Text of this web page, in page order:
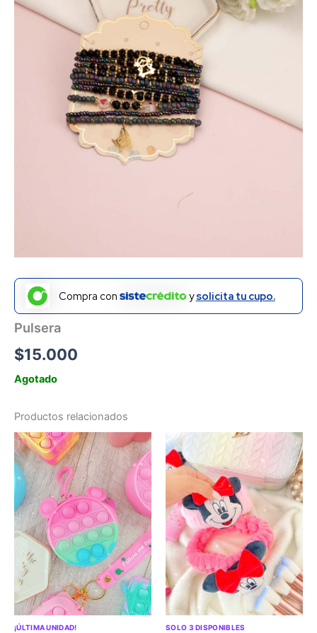
Compra con ysolicita tu cupo.
Pulsera
$15.000
Agotado
Productos relacionados
¡ÚLTIMA UNIDAD! SOLO 3 DISPONIBLES